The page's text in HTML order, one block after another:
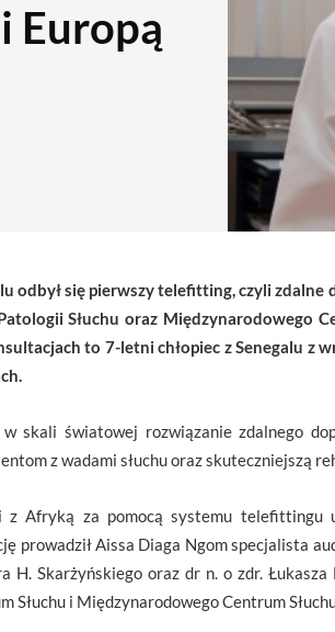
Europą
odbył się pierwszy telefitting, czyli
Słuchu oraz Międzynarodowego
to 7-letni chłopiec z Senegalu z
skali światowej rozwiązanie zdalnego
z wadami słuchu oraz skuteczniejszą
z Afryką za pomocą systemu telefittingu
prowadził Aissa Diaga Ngom specjalista
H. Skarżyńskiego oraz dr n. o zdr.
Słuchu i Międzynarodowego Centrum